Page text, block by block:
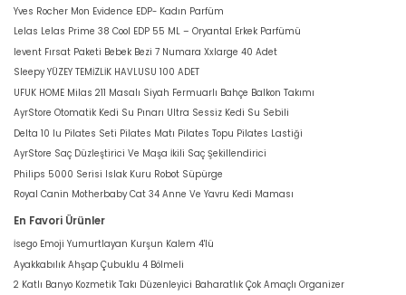
Yves Rocher Mon Evidence EDP- Kadın Parfüm
Lelas Lelas Prime 38 Cool EDP 55 ML – Oryantal Erkek Parfümü
levent Fırsat Paketi Bebek Bezi 7 Numara Xxlarge 40 Adet
Sleepy YÜZEY TEMİZLİK HAVLUSU 100 ADET
UFUK HOME Milas 211 Masalı Siyah Fermuarlı Bahçe Balkon Takımı
AyrStore Otomatik Kedi Su Pınarı Ultra Sessiz Kedi Su Sebili
Delta 10 lu Pilates Seti Pilates Matı Pilates Topu Pilates Lastiği
AyrStore Saç Düzleştirici Ve Maşa İkili Saç Şekillendirici
Philips 5000 Serisi Islak Kuru Robot Süpürge
Royal Canin Motherbaby Cat 34 Anne Ve Yavru Kedi Maması
En Favori Ürünler
İsego Emoji Yumurtlayan Kurşun Kalem 4'lü
Ayakkabılık Ahşap Çubuklu 4 Bölmeli
2 Katlı Banyo Kozmetik Takı Düzenleyici Baharatlık Çok Amaçlı Organizer